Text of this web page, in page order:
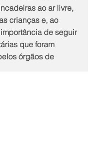
ao ar livre,
crianças e, ao
de seguir
que foram
órgãos de